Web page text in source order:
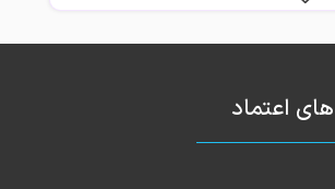
مشکلات پوستی مختلف مانند
پیری پوست، ترک‌های پوستی
اعتماد